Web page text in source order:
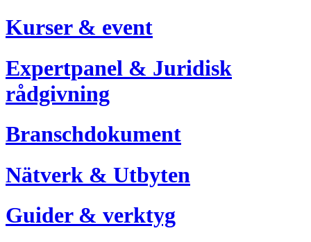
Kurser & event
Expertpanel & Juridisk
rådgivning
Branschdokument
Nätverk & Utbyten
Guider & verktyg